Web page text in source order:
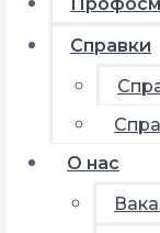
Справки
О нас